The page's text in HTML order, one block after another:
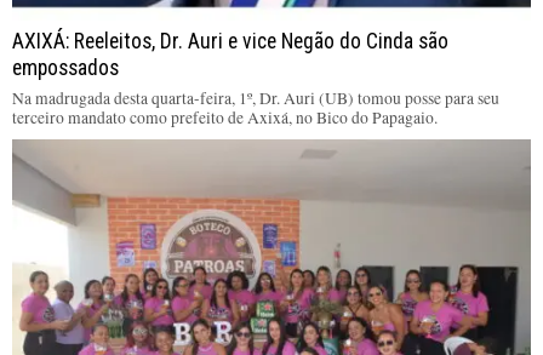
AXIXÁ: Reeleitos, Dr. Auri e vice Negão do Cinda são
empossados
Na madrugada desta quarta-feira, 1º, Dr. Auri (UB) tomou posse para seu
terceiro mandato como prefeito de Axixá, no Bico do Papagaio.